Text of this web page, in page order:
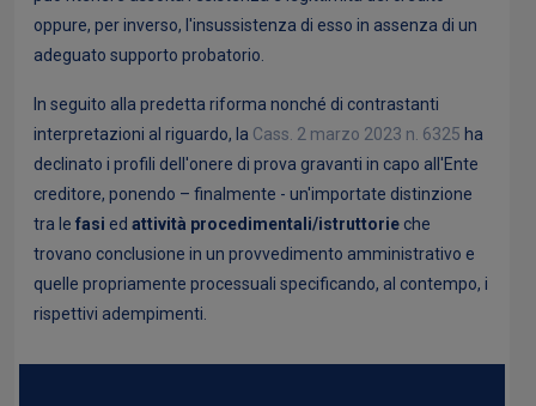
oppure, per inverso, l'insussistenza di esso in assenza di un
adeguato supporto probatorio.
In seguito alla predetta riforma nonché di contrastanti
interpretazioni al riguardo, la Cass. 2 marzo 2023 n. 6325 ha
declinato i profili dell'onere di prova gravanti in capo all'Ente
creditore, ponendo – finalmente - un'importate distinzione
tra le fasi ed attività procedimentali/istruttorie che
trovano conclusione in un provvedimento amministrativo e
quelle propriamente processuali specificando, al contempo, i
rispettivi adempimenti.